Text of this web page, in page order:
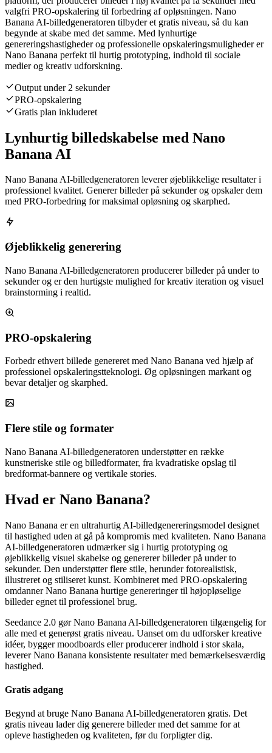
valgfri PRO-opskalering til forbedring af opløsningen. Nano
Banana AI-billedgeneratoren tilbyder et gratis niveau, så du kan
begynde at skabe med det samme. Med lynhurtige
genereringshastigheder og professionelle opskaleringsmuligheder er
Nano Banana perfekt til hurtig prototyping, indhold til sociale
medier og kreativ udforskning.
Output under 2 sekunder
PRO-opskalering
Gratis plan inkluderet
Lynhurtig billedskabelse med Nano
Banana AI
Nano Banana AI-billedgeneratoren leverer øjeblikkelige resultater i
professionel kvalitet. Generer billeder på sekunder og opskaler dem
med PRO-forbedring for maksimal opløsning og skarphed.
Øjeblikkelig generering
Nano Banana AI-billedgeneratoren producerer billeder på under to
sekunder og er den hurtigste mulighed for kreativ iteration og visuel
brainstorming i realtid.
PRO-opskalering
Forbedr ethvert billede genereret med Nano Banana ved hjælp af
professionel opskaleringstteknologi. Øg opløsningen markant og
bevar detaljer og skarphed.
Flere stile og formater
Nano Banana AI-billedgeneratoren understøtter en række
kunstneriske stile og billedformater, fra kvadratiske opslag til
bredformat-bannere og vertikale stories.
Hvad er Nano Banana?
Nano Banana er en ultrahurtig AI-billedgenereringsmodel designet
til hastighed uden at gå på kompromis med kvaliteten. Nano Banana
AI-billedgeneratoren udmærker sig i hurtig prototyping og
øjeblikkelig visuel skabelse og genererer billeder på under to
sekunder. Den understøtter flere stile, herunder fotorealistisk,
illustreret og stiliseret kunst. Kombineret med PRO-opskalering
omdanner Nano Banana hurtige genereringer til højopløselige
billeder egnet til professionel brug.
Seedance 2.0 gør Nano Banana AI-billedgeneratoren tilgængelig for
alle med et generøst gratis niveau. Uanset om du udforsker kreative
idéer, bygger moodboards eller producerer indhold i stor skala,
leverer Nano Banana konsistente resultater med bemærkelsesværdig
hastighed.
Gratis adgang
Begynd at bruge Nano Banana AI-billedgeneratoren gratis. Det
gratis niveau lader dig generere billeder med det samme for at
opleve hastigheden og kvaliteten, før du forpligter dig.